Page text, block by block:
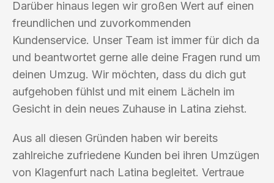
Darüber hinaus legen wir großen Wert auf einen
freundlichen und zuvorkommenden
Kundenservice. Unser Team ist immer für dich da
und beantwortet gerne alle deine Fragen rund um
deinen Umzug. Wir möchten, dass du dich gut
aufgehoben fühlst und mit einem Lächeln im
Gesicht in dein neues Zuhause in Latina ziehst.
Aus all diesen Gründen haben wir bereits
zahlreiche zufriedene Kunden bei ihren Umzügen
von Klagenfurt nach Latina begleitet. Vertraue